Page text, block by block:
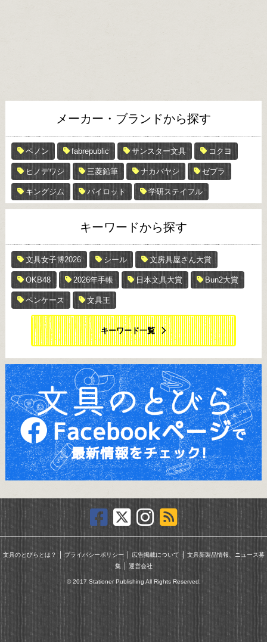
メーカー・ブランドから探す
ペノン fabrepublic サンスター文具 コクヨ
ヒノデワシ 三菱鉛筆 ナカバヤシ ゼブラ
キングジム パイロット 学研ステイフル
キーワードから探す
文具女子博2026 シール 文房具屋さん大賞
OKB48 2026年手帳 日本文具大賞 Bun2大賞
ペンケース 文具王
キーワード一覧
文具のとびらとは？ ｜ プライバシーポリシー｜ 広告掲載について ｜ 文具新製品情報、ニュース募
集｜ 運営会社
© 2017 Stationer Publishing All Rights Reserved.